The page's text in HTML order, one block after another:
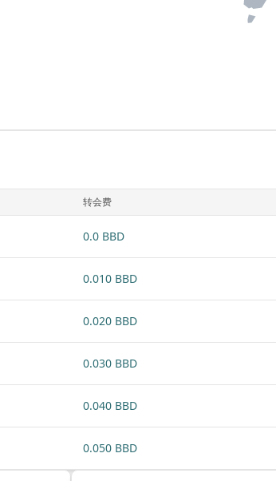
转会费
0.0 BBD
0.010 BBD
0.020 BBD
0.030 BBD
0.040 BBD
0.050 BBD